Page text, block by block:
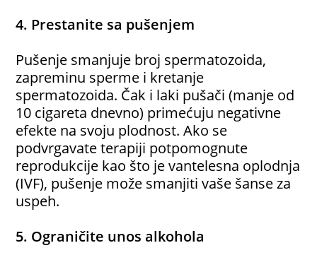
4. Prestanite sa pušenjem
Pušenje smanjuje broj spermatozoida,
zapreminu sperme i kretanje
spermatozoida. Čak i laki pušači (manje od
10 cigareta dnevno) primećuju negativne
efekte na svoju plodnost. Ako se
podvrgavate terapiji potpomognute
reprodukcije kao što je vantelesna oplodnja
(IVF), pušenje može smanjiti vaše šanse za
uspeh.
5. Ograničite unos alkohola